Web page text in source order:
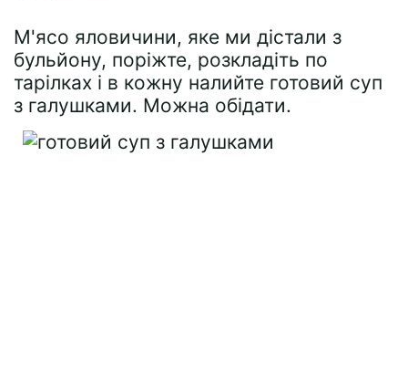
М'ясо яловичини, яке ми дістали з
бульйону, поріжте, розкладіть по
тарілках і в кожну налийте готовий суп
з галушками. Можна обідати.